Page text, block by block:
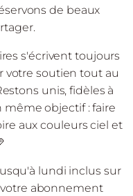
de beaux
s'écrivent toujours
votre soutien tout au
unis, fidèles à
même objectif : faire
aux couleurs ciel et
lundi inclus sur
abonnement